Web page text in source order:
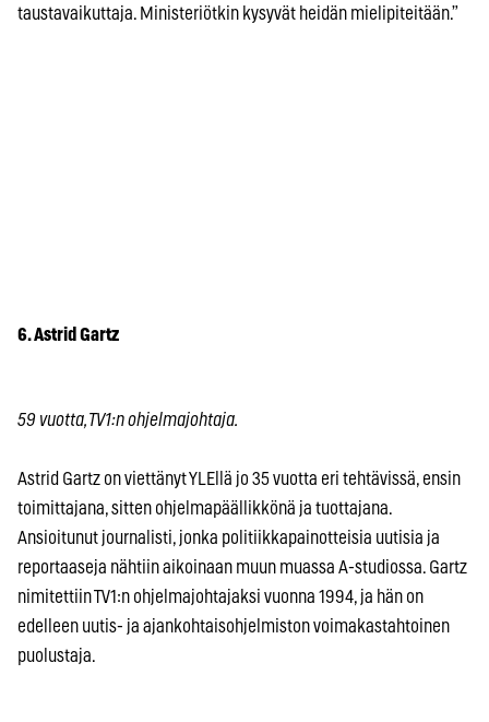
taustavaikuttaja. Ministeriötkin kysyvät heidän mielipiteitään.”
6. Astrid Gartz
59 vuotta, TV1:n ohjelmajohtaja.
Astrid Gartz on viettänyt YLEllä jo 35 vuotta eri tehtävissä, ensin
toimittajana, sitten ohjelmapäällikkönä ja tuottajana.
Ansioitunut journalisti, jonka politiikkapainotteisia uutisia ja
reportaaseja nähtiin aikoinaan muun muassa A-studiossa. Gartz
nimitettiin TV1:n ohjelmajohtajaksi vuonna 1994, ja hän on
edelleen uutis- ja ajankohtaisohjelmiston voimakastahtoinen
puolustaja.